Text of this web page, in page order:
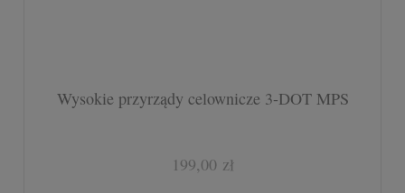
Wysokie przyrządy celownicze 3-DOT MPS
199,00 zł